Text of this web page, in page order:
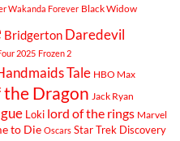
Wakanda Forever Black Widow
Bridgerton Daredevil
2025 Frozen 2
Tale HBO Max
the Dragon Jack Ryan
Loki lord of the rings Marvel
to Die Oscars Star Trek Discovery